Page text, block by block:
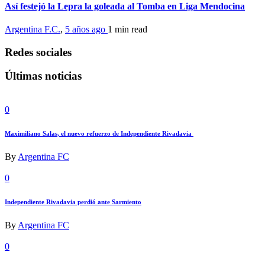
Así festejó la Lepra la goleada al Tomba en Liga Mendocina
Argentina F.C., 5 años ago 1 min read
Redes sociales
Últimas noticias
0
Maximiliano Salas, el nuevo refuerzo de Independiente Rivadavia
By Argentina FC
0
Independiente Rivadavia perdió ante Sarmiento
By Argentina FC
0